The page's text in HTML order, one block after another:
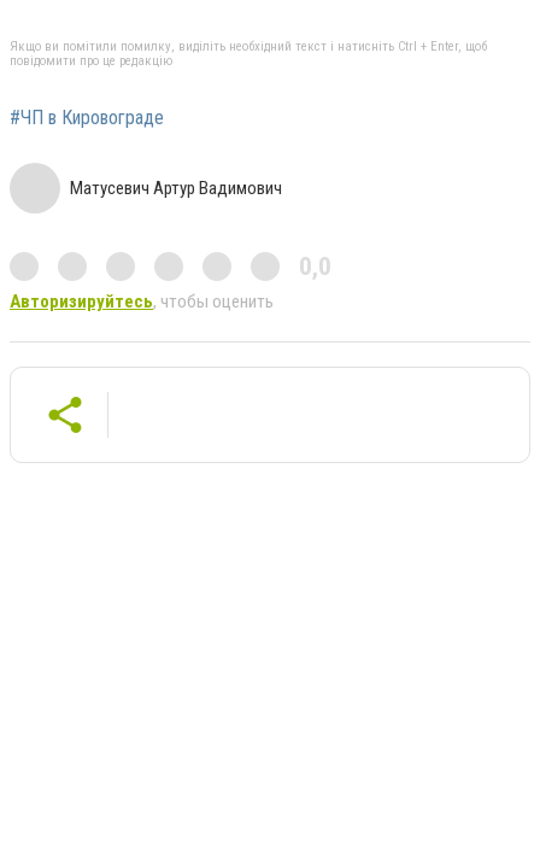
Якщо ви помітили помилку, виділіть необхідний текст і натисніть Ctrl + Enter, щоб
повідомити про це редакцію
#ЧП в Кировограде
Матусевич Артур Вадимович
0,0
Авторизируйтесь, чтобы оценить